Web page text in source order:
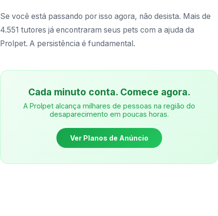
Se você está passando por isso agora, não desista. Mais de
4.551 tutores já encontraram seus pets com a ajuda da
Prolpet. A persistência é fundamental.
Cada minuto conta. Comece agora.
A Prolpet alcança milhares de pessoas na região do
desaparecimento em poucas horas.
Ver Planos de Anúncio